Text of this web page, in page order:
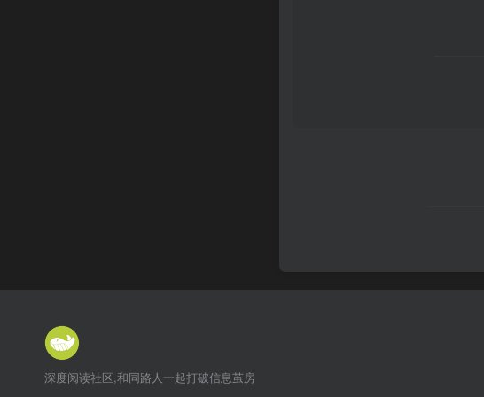
深度阅读社区,和同路人一起打破信息茧房